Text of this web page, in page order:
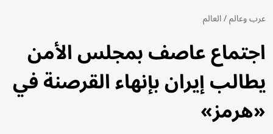
عرب وعالم/العالم
اجتماع عاصف بمجلس الأمن
يطالب إيران بإنهاء القرصنة في
«هرمز»